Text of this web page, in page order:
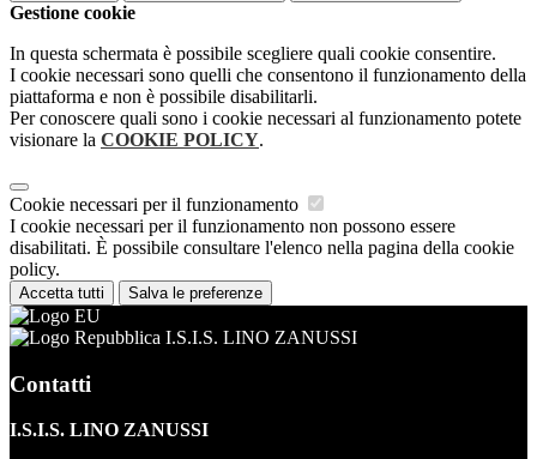
Gestione cookie
In questa schermata è possibile scegliere quali cookie consentire.
I cookie necessari sono quelli che consentono il funzionamento della
piattaforma e non è possibile disabilitarli.
Per conoscere quali sono i cookie necessari al funzionamento potete
visionare la COOKIE POLICY.
Cookie necessari per il funzionamento
I cookie necessari per il funzionamento non possono essere
disabilitati. È possibile consultare l'elenco nella pagina della cookie
policy.
Accetta tutti Salva le preferenze
I.S.I.S. LINO ZANUSSI
Contatti
I.S.I.S. LINO ZANUSSI